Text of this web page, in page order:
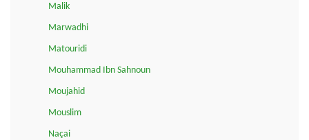
Malik
Marwadhi
Matouridi
Mouhammad Ibn Sahnoun
Moujahid
Mouslim
Naçai